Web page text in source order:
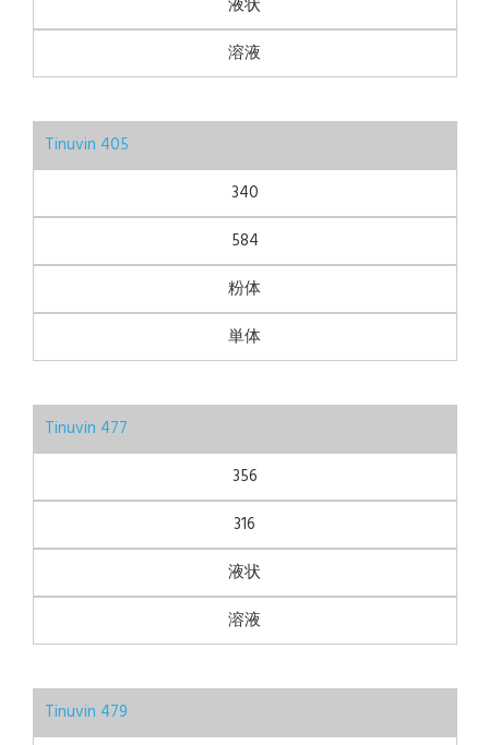
液状
溶液
Tinuvin 405
340
584
粉体
単体
Tinuvin 477
356
316
液状
溶液
Tinuvin 479